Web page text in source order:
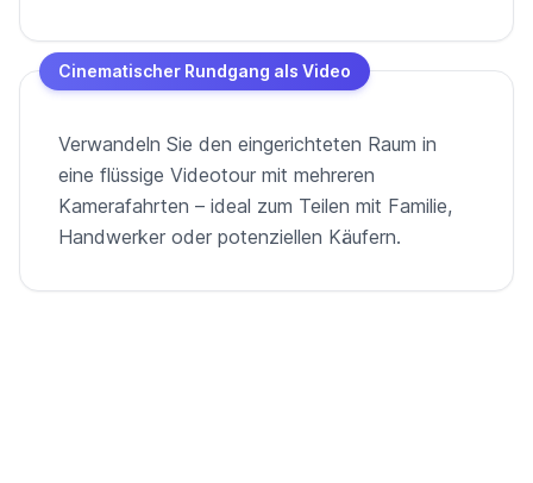
Cinematischer Rundgang als Video
Verwandeln Sie den eingerichteten Raum in
eine flüssige Videotour mit mehreren
Kamerafahrten – ideal zum Teilen mit Familie,
Handwerker oder potenziellen Käufern.